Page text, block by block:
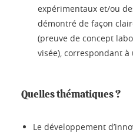
expérimentaux et/ou
démontré de façon
(preuve de concept
visée), correspondant à
Quelles thématiques ?
Le développement